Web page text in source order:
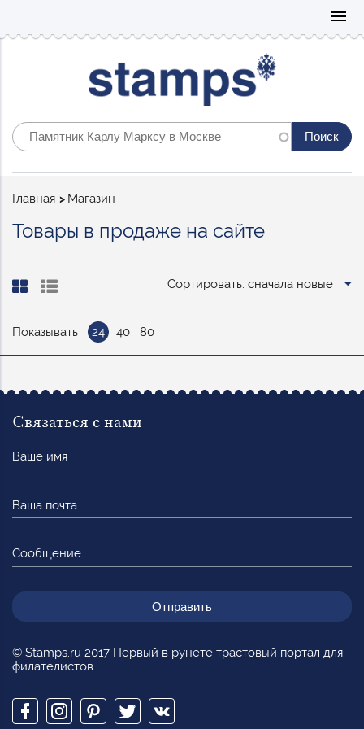
menu
Строка
Главная Магазин
Товары в продаже на сайте
Сортировать: сначала новые
Показывать 24 40 80
© Stamps.ru 2017 Первый в рунете трастовый портал для
филателистов
Связаться с нами
имя
почта
Сообщение